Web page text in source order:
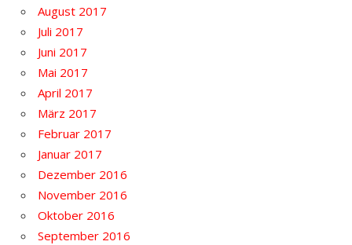
August 2017
Juli 2017
Juni 2017
Mai 2017
April 2017
März 2017
Februar 2017
Januar 2017
Dezember 2016
November 2016
Oktober 2016
September 2016